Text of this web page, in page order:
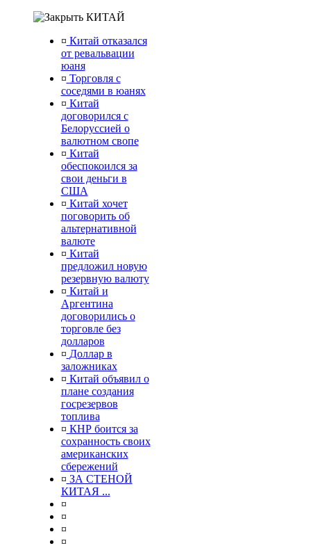
КИТАЙ
¤ Китай отказался
от ревальвации
юаня
¤ Торговля с
соседями в юанях
¤ Китай
договорился с
Белоруссией о
валютном свопе
¤ Китай
обеспокоился за
свои деньги в
США
¤ Китай хочет
поговорить об
альтернативной
валюте
¤ Китай
предложил новую
резервную валюту
¤ Китай и
Аргентина
договорились о
торговле без
долларов
¤ Доллар в
заложниках
¤ Китай объявил о
плане создания
госрезервов
топлива
¤ КНР боится за
сохранность своих
американских
сбережений
¤ ЗА СТЕНОЙ
КИТАЯ ...
¤
¤
¤
¤